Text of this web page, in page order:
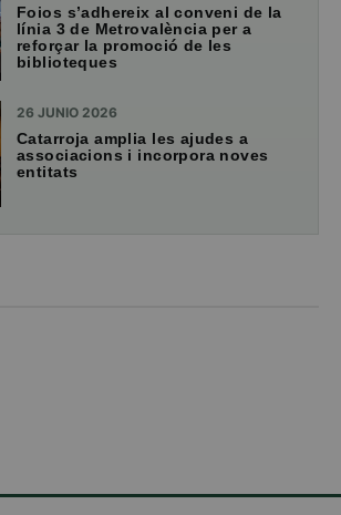
Foios s’adhereix al conveni de la
línia 3 de Metrovalència per a
reforçar la promoció de les
biblioteques
26 JUNIO 2026
Catarroja amplia les ajudes a
associacions i incorpora noves
entitats